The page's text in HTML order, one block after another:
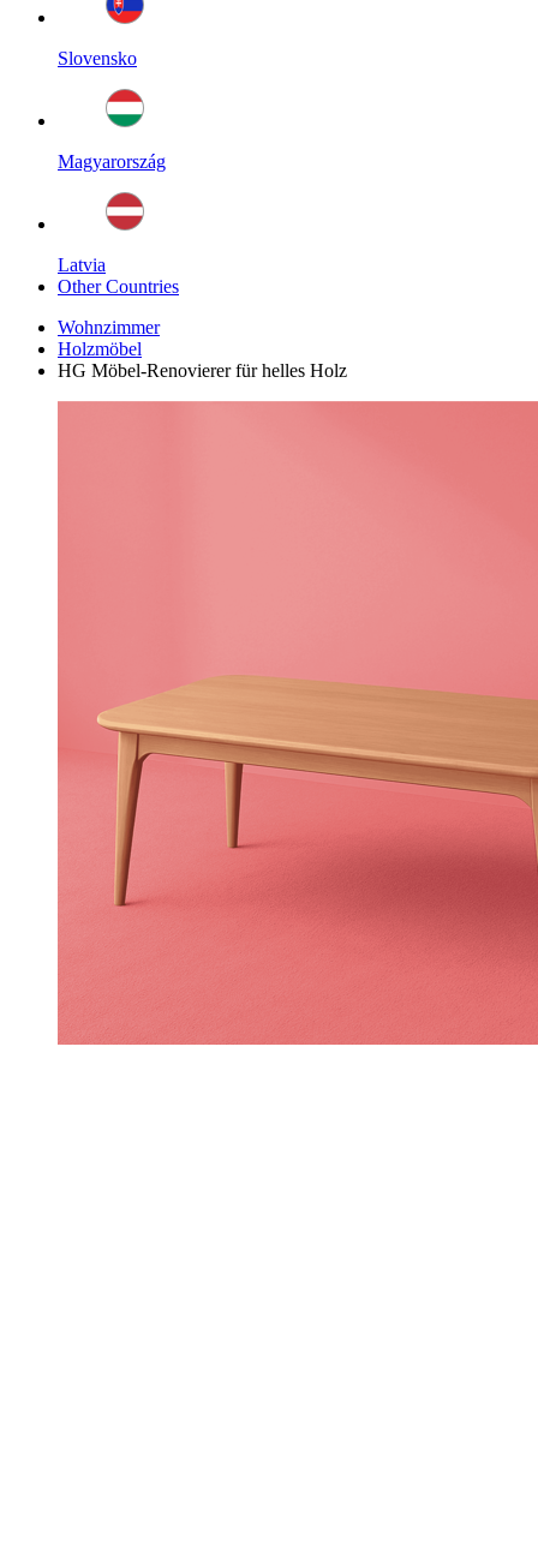
Slovensko
Magyarország
Latvia
Other Countries
Wohnzimmer
Holzmöbel
HG Möbel-Renovierer für helles Holz